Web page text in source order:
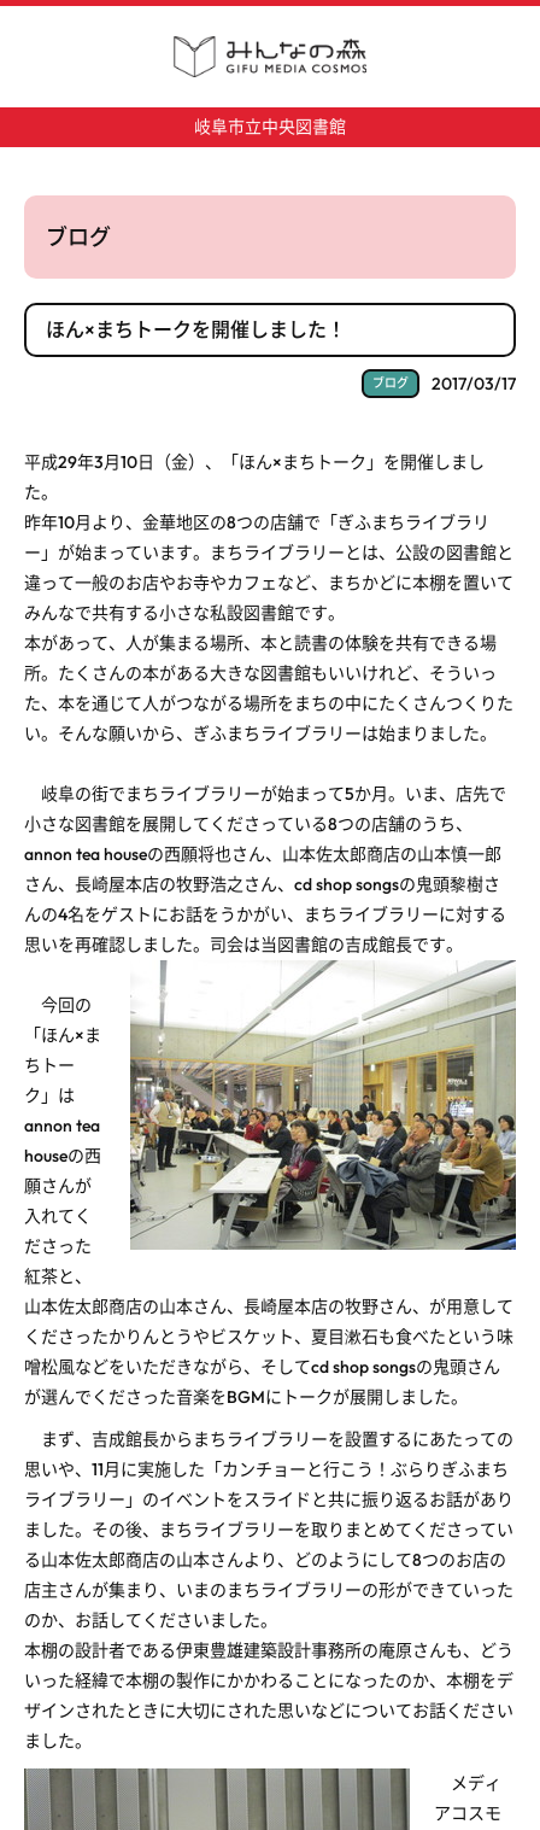
岐阜市立中央図書館
ブログ
ほん×まちトークを開催しました！
ブログ 2017/03/17
平成29年3月10日（金）、「ほん×まちトーク」を開催しまし
た。
昨年10月より、金華地区の8つの店舗で「ぎふまちライブラリ
ー」が始まっています。まちライブラリーとは、公設の図書館と
違って一般のお店やお寺やカフェなど、まちかどに本棚を置いて
みんなで共有する小さな私設図書館です。
本があって、人が集まる場所、本と読書の体験を共有できる場
所。たくさんの本がある大きな図書館もいいけれど、そういっ
た、本を通じて人がつながる場所をまちの中にたくさんつくりた
い。そんな願いから、ぎふまちライブラリーは始まりました。
岐阜の街でまちライブラリーが始まって5か月。いま、店先で
小さな図書館を展開してくださっている8つの店舗のうち、
annon tea houseの西願将也さん、山本佐太郎商店の山本慎一郎
さん、長崎屋本店の牧野浩之さん、cd shop songsの鬼頭黎樹さ
んの4名をゲストにお話をうかがい、まちライブラリーに対する
思いを再確認しました。司会は当図書館の吉成館長です。
今回の
「ほん×ま
ちトー
ク」は
annon tea
houseの西
願さんが
入れてく
ださった
紅茶と、
山本佐太郎商店の山本さん、長崎屋本店の牧野さん、が用意して
くださったかりんとうやビスケット、夏目漱石も食べたという味
噌松風などをいただきながら、そしてcd shop songsの鬼頭さん
が選んでくださった音楽をBGMにトークが展開しました。
まず、吉成館長からまちライブラリーを設置するにあたっての
思いや、11月に実施した「カンチョーと行こう！ぶらりぎふまち
ライブラリー」のイベントをスライドと共に振り返るお話があり
ました。その後、まちライブラリーを取りまとめてくださってい
る山本佐太郎商店の山本さんより、どのようにして8つのお店の
店主さんが集まり、いまのまちライブラリーの形ができていった
のか、お話してくださいました。
本棚の設計者である伊東豊雄建築設計事務所の庵原さんも、どう
いった経緯で本棚の製作にかかわることになったのか、本棚をデ
ザインされたときに大切にされた思いなどについてお話ください
ました。
メディ
アコスモ